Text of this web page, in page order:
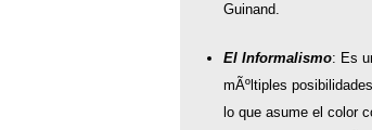
Guinand.
El Informalismo: Es
mÃºltiples
lo que asume el color